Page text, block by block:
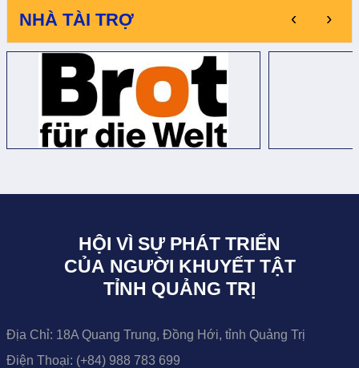
NHÀ TÀI TRỢ ‹ ›
HỘI VÌ SỰ PHÁT TRIỂN
CỦA NGƯỜI KHUYẾT TẬT
TỈNH QUẢNG TRỊ
Địa Chỉ: 18A Quang Trung, Đồng Hới, tỉnh Quảng Trị
Điện Thoại: (+84) 988 783 699